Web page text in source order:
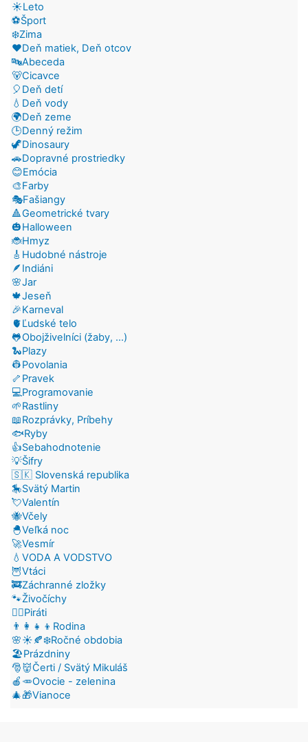
☀️Leto
⚽Šport
❄️Zima
❤️Deň matiek, Deň otcov
🔤Abeceda
🐻Cicavce
🎈Deň detí
💧Deň vody
🌍Deň zeme
🕒Denný režim
🦖Dinosaury
🚗Dopravné prostriedky
😊Emócia
🎨Farby
🎭Fašiangy
🔺Geometrické tvary
🎃Halloween
🐞Hmyz
🎸Hudobné nástroje
🪶Indiáni
🌸Jar
🍁Jeseň
🎉Karneval
🫀Ľudské telo
🐸Obojživelníci (žaby, ...)
🐍Plazy
👷Povolania
🦴Pravek
💻Programovanie
🌱Rastliny
📖Rozprávky, Príbehy
🐟Ryby
👍Sebahodnotenie
💡Šifry
🇸🇰 Slovenská republika
🎠Svätý Martin
💘Valentín
🐝Včely
🐣Veľká noc
🚀Vesmír
💧VODA A VODSTVO
🦉Vtáci
🚒Záchranné zložky
🐾Živočíchy
🏴‍☠️Piráti
👨‍👩‍👧‍👦Rodina
🌸☀️🍂❄️Ročné obdobia
🏖️Prázdniny
🎅👹Čerti / Svätý Mikuláš
🍎🥕Ovocie - zelenina
🎄🎁Vianoce